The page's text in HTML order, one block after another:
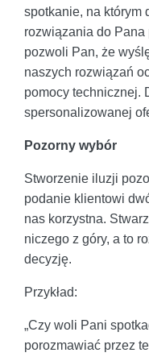
spotkanie, na którym
rozwiązania do Pana
pozwoli Pan, że
naszych rozwiązań
pomocy technicznej.
spersonalizowanej
Pozorny wybór
Stworzenie iluzji
podanie klientowi
nas korzystna.
niczego z góry, a to
decyzję.
Przykład:
„Czy woli Pani
porozmawiać przez